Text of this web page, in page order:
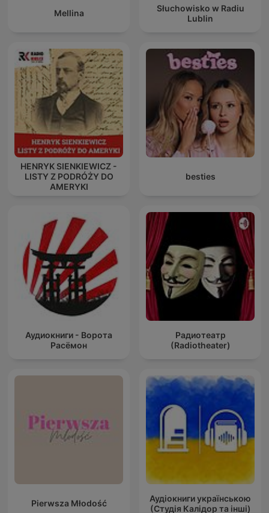
Mellina
Słuchowisko w Radiu
Lublin
HENRYK SIENKIEWICZ -
LISTY Z PODRÓŻY DO
AMERYKI
besties
Аудиокниги - Ворота
Расёмон
Радиотеатр
(Radiotheater)
Pierwsza Młodość
Аудіокниги українською
(Студія Калідор та інші)